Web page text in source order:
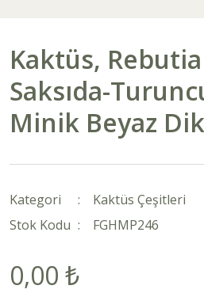
Kaktüs,
Saksıda-
Minik Beyaz
Kategori
Kaktüs Çeşitleri
Stok Kodu
FGHMP246
0,00 ₺